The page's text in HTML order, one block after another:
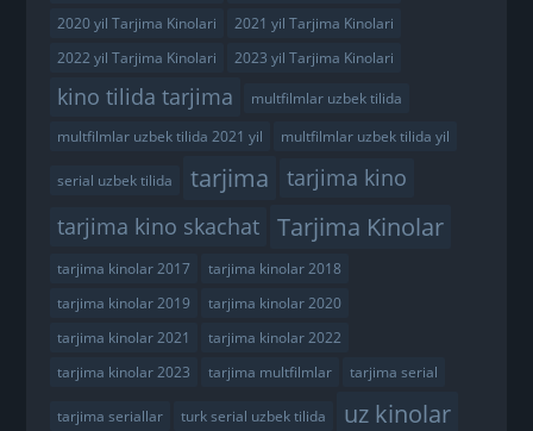
2020 yil Tarjima Kinolari
2021 yil Tarjima Kinolari
2022 yil Tarjima Kinolari
2023 yil Tarjima Kinolari
kino tilida tarjima
multfilmlar uzbek tilida
multfilmlar uzbek tilida 2021 yil
multfilmlar uzbek tilida yil
serial uzbek tilida tarjima
tarjima kino
tarjima kino skachat
Tarjima Kinolar
tarjima kinolar 2017
tarjima kinolar 2018
tarjima kinolar 2019
tarjima kinolar 2020
tarjima kinolar 2021
tarjima kinolar 2022
tarjima kinolar 2023
tarjima multfilmlar tarjima serial
tarjima seriallar turk serial uzbek tilida uz kinolar